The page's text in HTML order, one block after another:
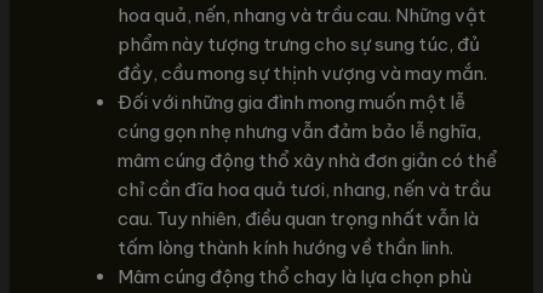
hoa quả, nến, nhang và trầu cau. Những vật
phẩm này tượng trưng cho sự sung túc, đủ
đầy, cầu mong sự thịnh vượng và may mắn.
Đối với những gia đình mong muốn một lễ
cúng gọn nhẹ nhưng vẫn đảm bảo lễ nghĩa,
mâm cúng động thổ xây nhà đơn giản có thể
chỉ cần đĩa hoa quả tươi, nhang, nến và trầu
cau. Tuy nhiên, điều quan trọng nhất vẫn là
tấm lòng thành kính hướng về thần linh.
Mâm cúng động thổ chay là lựa chọn phù